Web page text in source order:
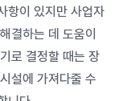
항이 있지만 사업자
결하는 데 도움이
로 결정할 때는 장
설에 가져다줄 수